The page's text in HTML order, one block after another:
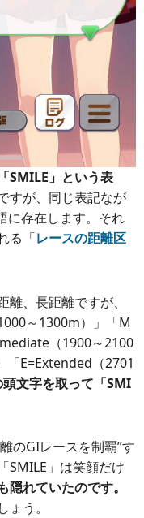
SMILE」という表
すが、同じ表記なが
に存在します。それ
る「レースの距離区
離、長距離ですが、
～1300m）」「M
（1900～2100
E=Extended（2701
文字を取って「SMI
のGIレースを制覇”す
SMILE」は笑顔だけ
れていたのです。
う。